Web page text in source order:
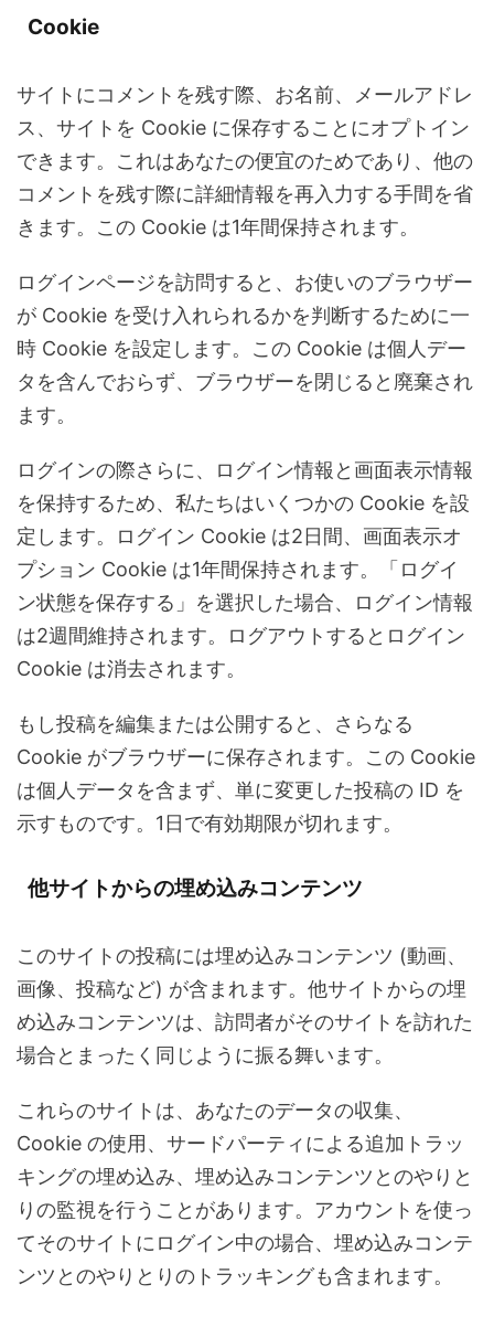
Cookie
サイトにコメントを残す際、お名前、メールアドレ
ス、サイトを Cookie に保存することにオプトイン
できます。これはあなたの便宜のためであり、他の
コメントを残す際に詳細情報を再入力する手間を省
きます。この Cookie は1年間保持されます。
ログインページを訪問すると、お使いのブラウザー
が Cookie を受け入れられるかを判断するために一
時 Cookie を設定します。この Cookie は個人デー
タを含んでおらず、ブラウザーを閉じると廃棄され
ます。
ログインの際さらに、ログイン情報と画面表示情報
を保持するため、私たちはいくつかの Cookie を設
定します。ログイン Cookie は2日間、画面表示オ
プション Cookie は1年間保持されます。「ログイ
ン状態を保存する」を選択した場合、ログイン情報
は2週間維持されます。ログアウトするとログイン
Cookie は消去されます。
もし投稿を編集または公開すると、さらなる
Cookie がブラウザーに保存されます。この Cookie
は個人データを含まず、単に変更した投稿の ID を
示すものです。1日で有効期限が切れます。
他サイトからの埋め込みコンテンツ
このサイトの投稿には埋め込みコンテンツ (動画、
画像、投稿など) が含まれます。他サイトからの埋
め込みコンテンツは、訪問者がそのサイトを訪れた
場合とまったく同じように振る舞います。
これらのサイトは、あなたのデータの収集、
Cookie の使用、サードパーティによる追加トラッ
キングの埋め込み、埋め込みコンテンツとのやりと
りの監視を行うことがあります。アカウントを使っ
てそのサイトにログイン中の場合、埋め込みコンテ
ンツとのやりとりのトラッキングも含まれます。